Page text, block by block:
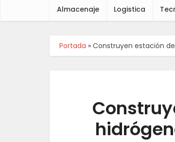
Almacenaje Logistica
Portada » Construyen estación